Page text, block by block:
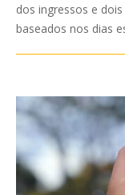
dos ingressos e
baseados nos dias